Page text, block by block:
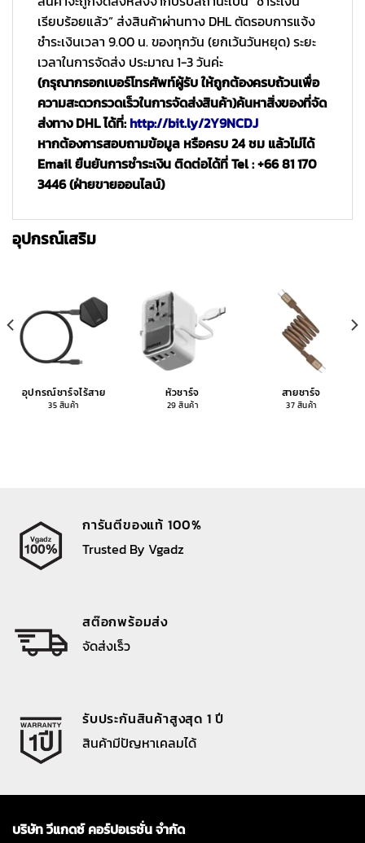
เรียบร้อยแล้ว” ส่งสินค้าผ่านทาง DHL ตัดรอบการแจ้ง
ชำระเงินเวลา 9.00 น. ของทุกวัน (ยกเว้นวันหยุด) ระยะ
เวลาในการจัดส่ง ประมาณ 1-3 วันค่ะ
(กรุณากรอกเบอร์โทรศัพท์ผู้รับ ให้ถูกต้องครบถ้วนเพื่อ
ความสะดวกรวดเร็วในการจัดส่งสินค้า)ค้นหาสิ่งของที่จัด
ส่งทาง DHL ได้ที่:http://bit.ly/2Y9NCDJ
หากต้องการสอบถามข้อมูล หรือครบ 24 ชม แล้วไม่ได้
Email ยืนยันการชำระเงิน ติดต่อได้ที่ Tel : +66 81 170
3446 (ฝ่ายขายออนไลน์)
อุปกรณ์เสริม
อุปกรณ์ชาร์จไร้สาย
35 สินค้า
หัวชาร์จ
29 สินค้า
สายชาร์จ
37 สินค้า
การันตีของแท้ 100%
Trusted By Vgadz
สต๊อกพร้อมส่ง
จัดส่งเร็ว
รับประกันสินค้าสูงสุด 1 ปี
สินค้ามีปัญหาเคลมได้
บริษัท วีแกดซ์ คอร์ปอเรชั่น จำกัด